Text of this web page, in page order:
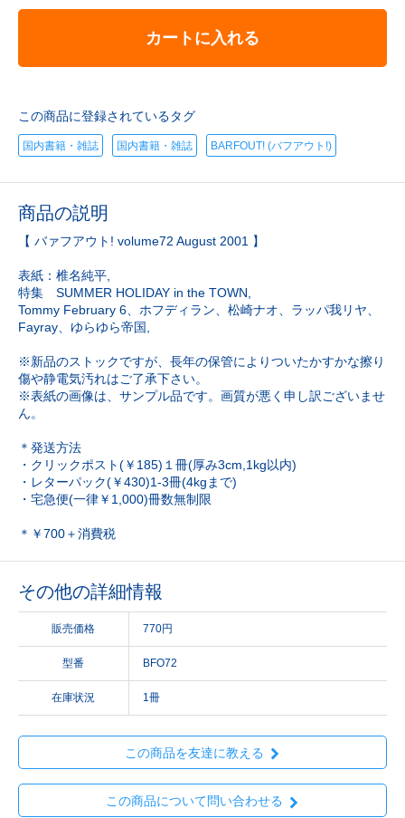
カートに入れる
この商品に登録されているタグ
国内書籍・雑誌 国内書籍・雑誌 BARFOUT! (バフアウト!)
商品の説明
【 バァフアウト! volume72 August 2001 】
表紙：椎名純平,
特集 SUMMER HOLIDAY in the TOWN,
Tommy February 6、ホフディラン、松崎ナオ、ラッパ我リヤ、
Fayray、ゆらゆら帝国,
※新品のストックですが、長年の保管によりついたかすかな擦り
傷や静電気汚れはご了承下さい。
※表紙の画像は、サンプル品です。画質が悪く申し訳ございませ
ん。
＊発送方法
・クリックポスト(￥185)１冊(厚み3cm,1kg以内)
・レターパック(￥430)1-3冊(4kgまで)
・宅急便(一律￥1,000)冊数無制限
＊￥700＋消費税
その他の詳細情報
販売価格 770円
型番 BFO72
在庫状況 1冊
この商品を友達に教える
この商品について問い合わせる